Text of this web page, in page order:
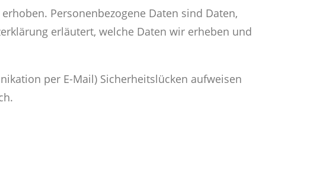
Personenbezogene Daten sind Daten,
erläutert, welche Daten wir erheben und
per E-Mail) Sicherheitslücken aufweisen